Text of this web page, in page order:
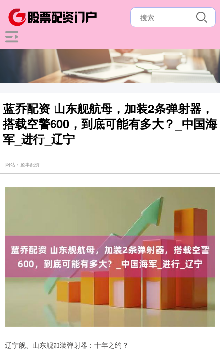
蓝乔配资 山东舰航母，加装2条弹射器，
搭载空警600，到底可能有多大？_中国海
军_进行_辽宁
网站：盈丰配资
辽宁舰、山东舰加装弹射器：十年之约？